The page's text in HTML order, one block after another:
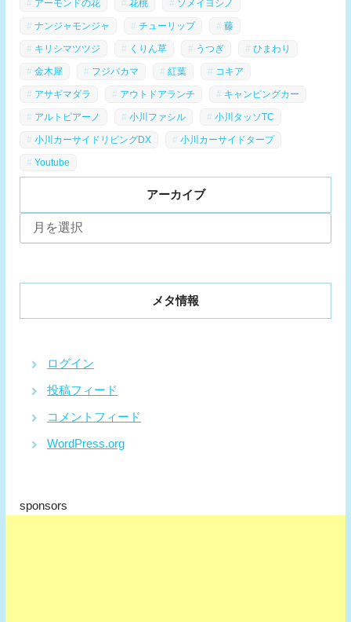
アーモンドの花 花桃 ソメイヨシノ
ナンジャモンジャ チューリップ 藤
キリシマツツジ くりん草 うつぎ ひまわり
金木犀 フジバカマ 紅葉 コキア
アサギマダラ アウトドアランチ キャンピングカー
アルトピアーノ 小川ファシル 小川タッソTC
小川カーサイドリビングDX 小川カーサイドタープ
Youtube
アーカイブ
ー
メタ情報
ログイン
投稿フィード
コメントフィード
WordPress.org
sponsors